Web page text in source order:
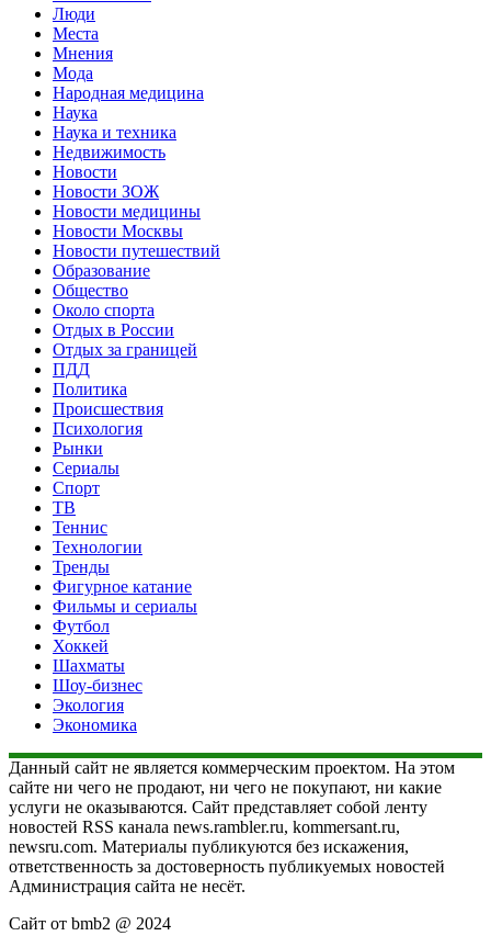
Люди
Места
Мнения
Мода
Народная медицина
Наука
Наука и техника
Недвижимость
Новости
Новости ЗОЖ
Новости медицины
Новости Москвы
Новости путешествий
Образование
Общество
Около спорта
Отдых в России
Отдых за границей
ПДД
Политика
Происшествия
Психология
Рынки
Сериалы
Спорт
ТВ
Теннис
Технологии
Тренды
Фигурное катание
Фильмы и сериалы
Футбол
Хоккей
Шахматы
Шоу-бизнес
Экология
Экономика
Данный сайт не является коммерческим проектом. На этом
сайте ни чего не продают, ни чего не покупают, ни какие
услуги не оказываются. Сайт представляет собой ленту
новостей RSS канала news.rambler.ru, kommersant.ru,
newsru.com. Материалы публикуются без искажения,
ответственность за достоверность публикуемых новостей
Администрация сайта не несёт.
Сайт от bmb2 @ 2024